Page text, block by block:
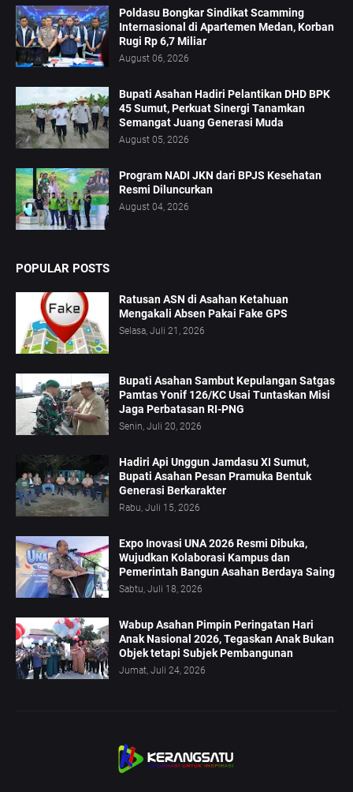
Poldasu Bongkar Sindikat Scamming
Internasional di Apartemen Medan, Korban
Rugi Rp 6,7 Miliar
August 06, 2026
Bupati Asahan Hadiri Pelantikan DHD BPK
45 Sumut, Perkuat Sinergi Tanamkan
Semangat Juang Generasi Muda
August 05, 2026
Program NADI JKN dari BPJS Kesehatan
Resmi Diluncurkan
August 04, 2026
POPULAR POSTS
Ratusan ASN di Asahan Ketahuan
Mengakali Absen Pakai Fake GPS
Selasa, Juli 21, 2026
Bupati Asahan Sambut Kepulangan Satgas
Pamtas Yonif 126/KC Usai Tuntaskan Misi
Jaga Perbatasan RI-PNG
Senin, Juli 20, 2026
Hadiri Api Unggun Jamdasu XI Sumut,
Bupati Asahan Pesan Pramuka Bentuk
Generasi Berkarakter
Rabu, Juli 15, 2026
Expo Inovasi UNA 2026 Resmi Dibuka,
Wujudkan Kolaborasi Kampus dan
Pemerintah Bangun Asahan Berdaya Saing
Sabtu, Juli 18, 2026
Wabup Asahan Pimpin Peringatan Hari
Anak Nasional 2026, Tegaskan Anak Bukan
Objek tetapi Subjek Pembangunan
Jumat, Juli 24, 2026